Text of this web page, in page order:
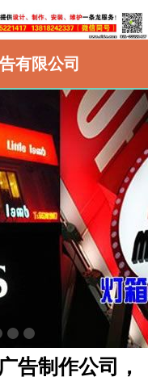
有限公司
告制作公司，